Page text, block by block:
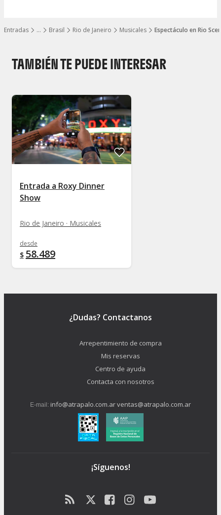
…
Mostrar todos los niveles
Entradas Brasil Rio de Janeiro Musicales Espectáculo en Rio
TAMBIÉN TE PUEDE INTERESAR
Entrada a Roxy Dinner
Show
Rio de Janeiro · Musicales
desde
$ 58.489
¿Dudas? Contactanos
Arrepentimiento de compra
Mis reservas
Centro de ayuda
Contacta con nosotros
E-mail: info@atrapalo.com.arventas@atrapalo.com.ar
¡Síguenos!